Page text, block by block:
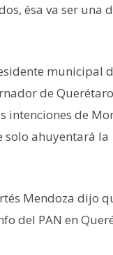
ésa va ser una
municipal
de
intenciones de
solo ahuyentará la
Mendoza dijo
del PAN en